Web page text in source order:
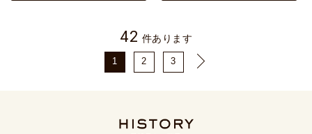
42 件あります
1 2 3